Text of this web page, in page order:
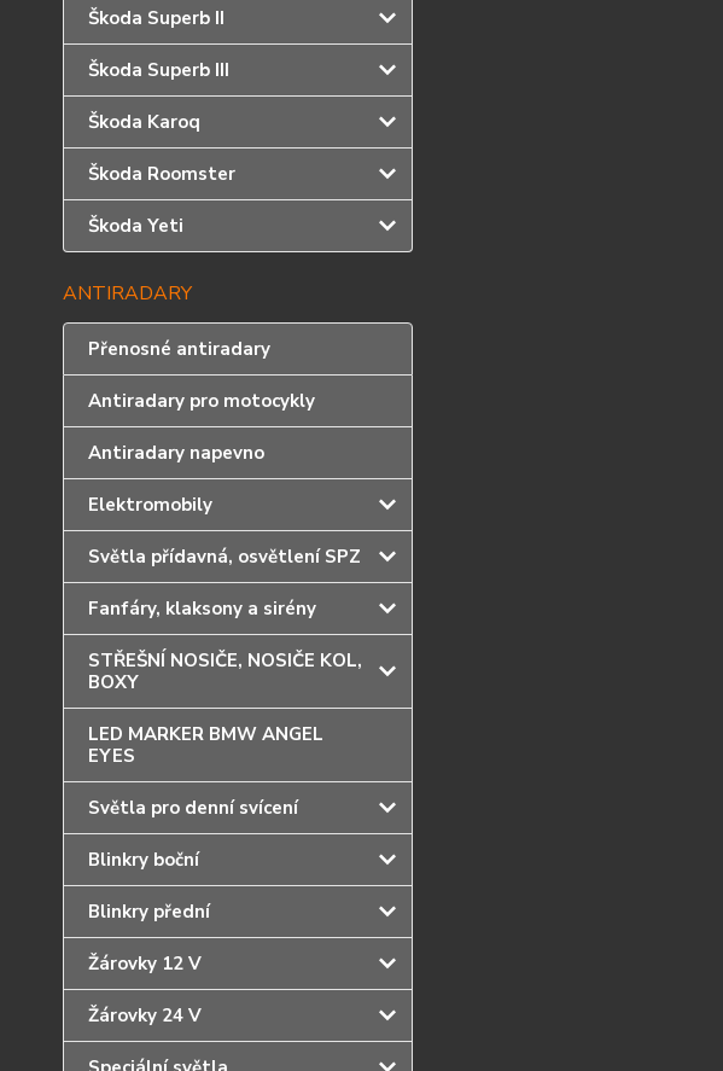
Škoda Superb II
Škoda Superb III
Škoda Karoq
Škoda Roomster
Škoda Yeti
ANTIRADARY
Přenosné antiradary
Antiradary pro motocykly
Antiradary napevno
Elektromobily
Světla přídavná, osvětlení SPZ
Fanfáry, klaksony a sirény
STŘEŠNÍ NOSIČE, NOSIČE KOL,
BOXY
LED MARKER BMW ANGEL
EYES
Světla pro denní svícení
Blinkry boční
Blinkry přední
Žárovky 12 V
Žárovky 24 V